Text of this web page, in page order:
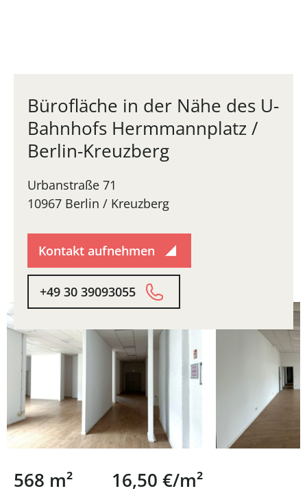
Bürofläche in der Nähe des U-
Bahnhofs Hermmannplatz /
Berlin-Kreuzberg
Urbanstraße 71
10967 Berlin / Kreuzberg
Kontakt aufnehmen
+49 30 39093055
568 m² 16,50 €/m²